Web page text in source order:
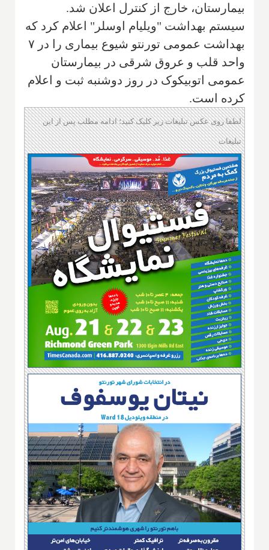
بیمارستان، خارج از کنترل اعلان شد.
سیستم بهداشت "ویلیام اوسلر" اعلام کرد که
بهداشت عمومی تورنتو شیوع بیماری را در ۷
واحد قلب و عروق شرقی در بیمارستان
عمومی اتوبیکوک در روز دوشنبه ثبت و اعلام
کرده است.
لطفا روی عکس تبلیغات زیر کلیک کنید؛ ادامه مطلب پس از این
تبلیغات